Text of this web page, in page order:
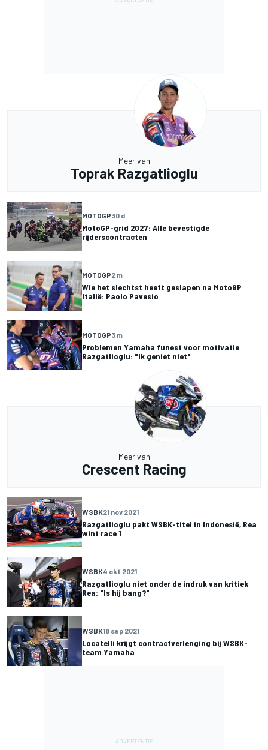
Meer van
Toprak Razgatlioglu
MOTOGP30 d
MotoGP-grid 2027: Alle bevestigde
rijderscontracten
MOTOGP2 m
Wie het slechtst heeft geslapen na MotoGP
Italië: Paolo Pavesio
MOTOGP3 m
Problemen Yamaha funest voor motivatie
Razgatlioglu: "Ik geniet niet"
Meer van
Crescent Racing
WSBK21 nov 2021
Razgatlioglu pakt WSBK-titel in Indonesië, Rea
wint race 1
WSBK4 okt 2021
Razgatlioglu niet onder de indruk van kritiek
Rea: "Is hij bang?"
WSBK18 sep 2021
Locatelli krijgt contractverlenging bij WSBK-
team Yamaha